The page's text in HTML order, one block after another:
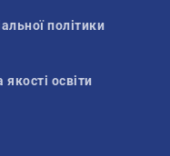
політики
освіти